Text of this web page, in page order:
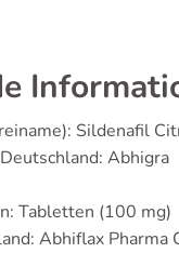
Sildenafil
Abhigra
Tabletten (100 mg)
Abhiflax Pharma